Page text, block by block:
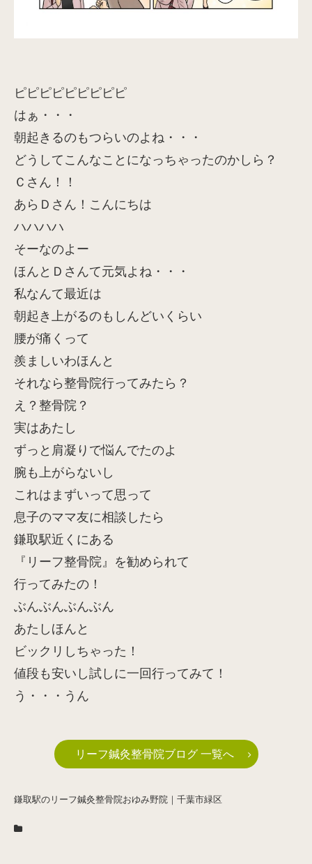
ピピピピピピピピピ
はぁ・・・
朝起きるのもつらいのよね・・・
どうしてこんなことになっちゃったのかしら？
Ｃさん！！
あらＤさん！こんにちは
ハハハハ
そーなのよー
ほんとＤさんて元気よね・・・
私なんて最近は
朝起き上がるのもしんどいくらい
腰が痛くって
羨ましいわほんと
それなら整骨院行ってみたら？
え？整骨院？
実はあたし
ずっと肩凝りで悩んでたのよ
腕も上がらないし
これはまずいって思って
息子のママ友に相談したら
鎌取駅近くにある
『リーフ整骨院』を勧められて
行ってみたの！
ぶんぶんぶんぶん
あたしほんと
ビックリしちゃった！
値段も安いし試しに一回行ってみて！
う・・・うん
リーフ鍼灸整骨院ブログ 一覧へ
鎌取駅のリーフ鍼灸整骨院おゆみ野院｜千葉市緑区